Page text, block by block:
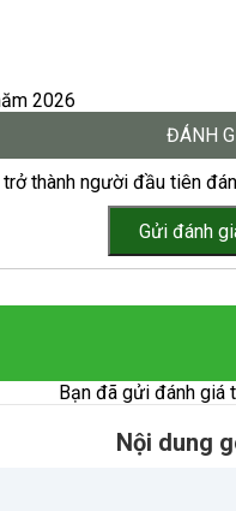
2026
ĐÁNH
trở thành người đầu tiên
Bạn đã gửi đánh giá
Nội dung